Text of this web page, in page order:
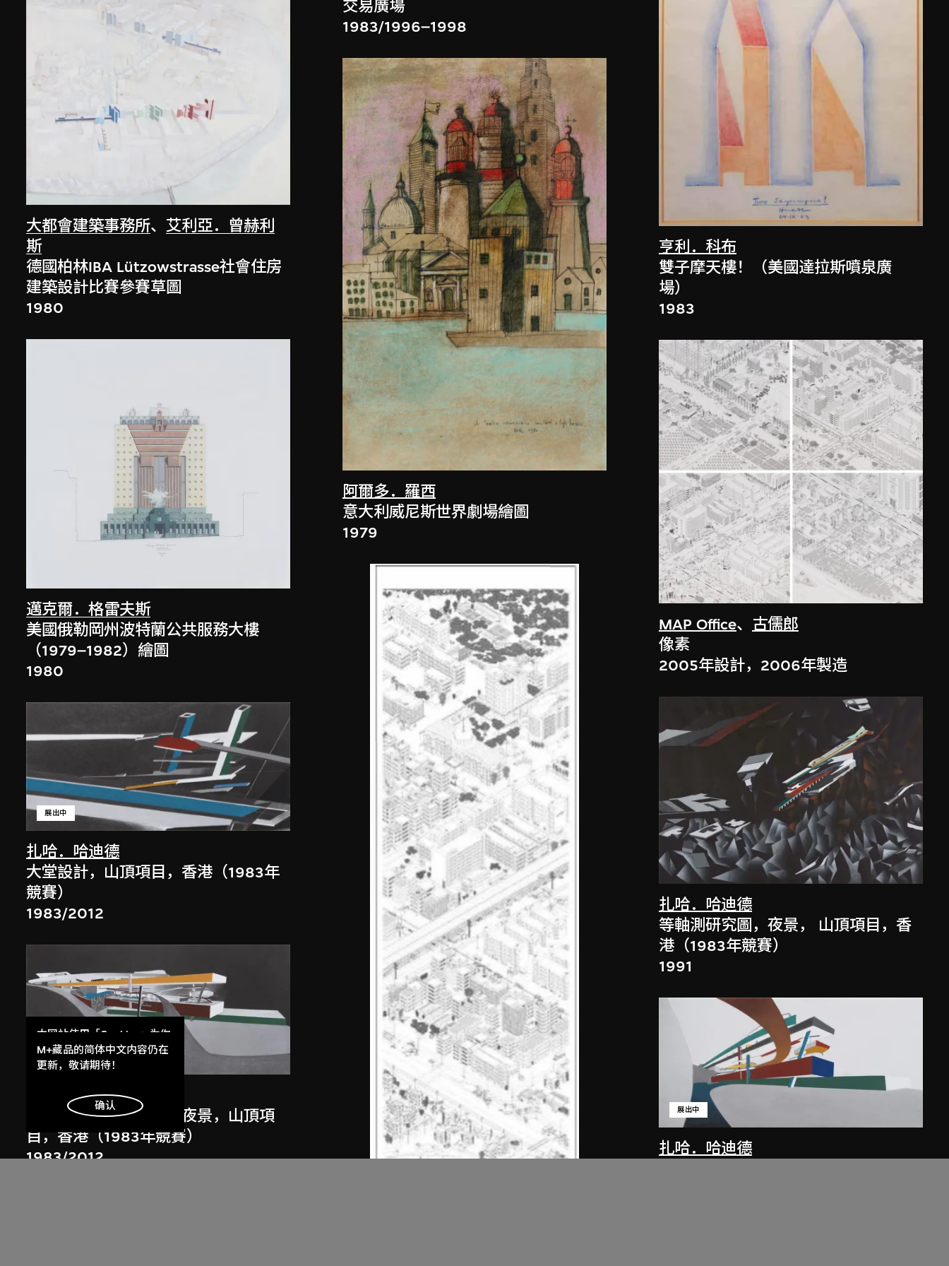
大都會建築事務所、艾利亞．曾赫利
斯
德國柏林IBA Lützowstrasse社會住房
建築設計比賽參賽草圖
1980
邁克爾．格雷夫斯
美國俄勒岡州波特蘭公共服務大樓
（1979–1982）繪圖
1980
扎哈．哈迪德
展出中
大堂設計，山頂項目，香港（1983年
競賽）
1983/2012
扎哈．哈迪德
展出中
斜坡入口／坡度入口，夜景，山頂項
目，香港（1983年競賽）
1983/2012
交易廣場
1983/1996–1998
阿爾多．羅西
意大利威尼斯世界劇場繪圖
1979
亨利．科布
雙子摩天樓！（美國達拉斯噴泉廣
場）
1983
MAP Office、 古儒郎
像素
2005年設計，2006年製造
扎哈．哈迪德
等軸測研究圖，夜景， 山頂項目，香
港（1983年競賽）
1991
扎哈．哈迪德
展出中
本网站使用「Cookies」为你
提供最好的网站体验。
了解更多
明白
M+藏品的简体中文内容仍在
更新，敬请期待！
确认